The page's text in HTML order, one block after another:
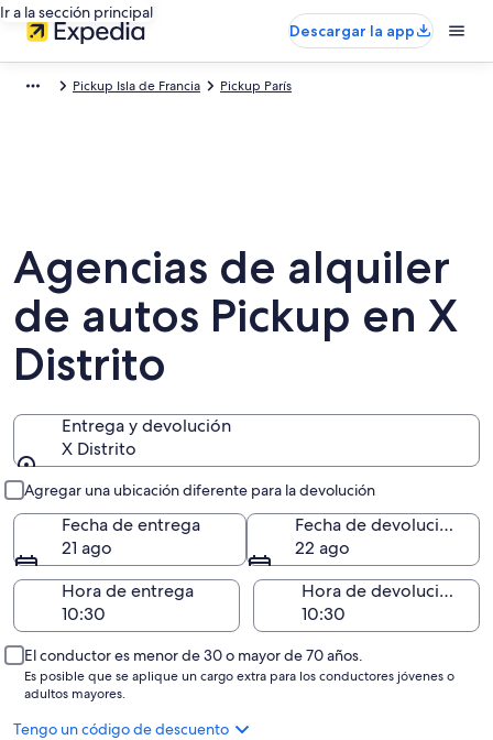
Ir a la sección principal
Descargar la app
Pickup Isla de Francia Pickup París
Agencias de alquiler
de autos Pickup en X
Distrito
Entrega y devolución
X Distrito
Agregar una ubicación diferente para la devolución
Fecha de entrega
21 ago
Fecha de devolución
22 ago
Hora de entrega
Hora de devolución
El conductor es menor de 30 o mayor de 70 años.
Es posible que se aplique un cargo extra para los conductores jóvenes o
adultos mayores.
Tengo un código de descuento